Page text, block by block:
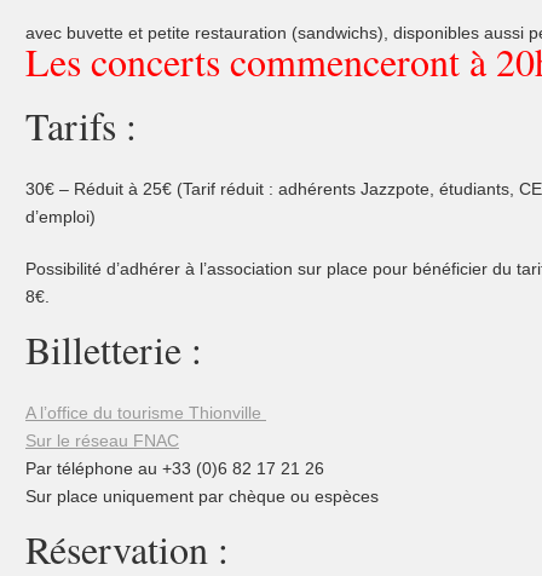
avec buvette et petite restauration (sandwichs), disponibles aussi
Les concerts commenceront à
Tarifs :
30€ – Réduit à 25€ (Tarif réduit : adhérents Jazzpote, étudiants,
d’emploi)
Possibilité d’adhérer à l’association sur place pour bénéficier du
8€.
Billetterie :
A l’office du tourisme Thionville
Sur le réseau FNAC
Par téléphone au +33 (0)6 82 17 21 26
Sur place uniquement par chèque ou espèces
Réservation :